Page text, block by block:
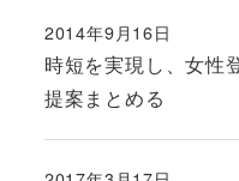
時短を実現し、女性
提案まとめる
投稿日
2014年9月16日